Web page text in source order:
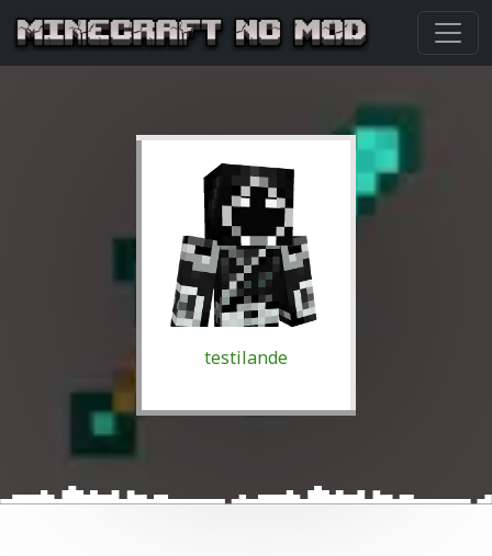
testilande